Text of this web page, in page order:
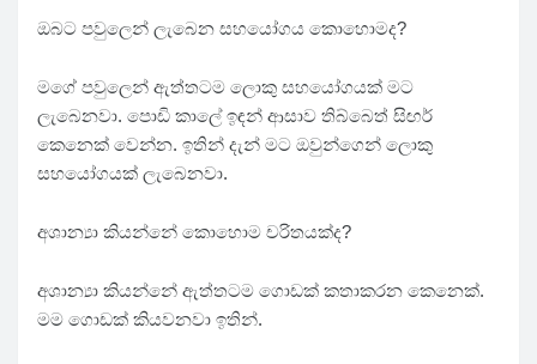
ඔබට පවුලෙන් ලැබෙන සහයෝගය කොහොමද?
මගේ පවුලෙන් ඇත්තටම ලොකු සහයෝගයක් මට
ලැබෙනවා. පොඩි කාලේ ඉඳන් ආසාව තිබ්බෙත් සිඟර්
කෙනෙක් වෙන්න. ඉතින් දැන් මට ඔවුන්ගෙන් ලොකු
සහයෝගයක් ලැබෙනවා.
අශාන්‍යා කියන්නේ කොහොම චරිතයක්ද?
අශාන්‍යා කියන්නේ ඇත්තටම ගොඩක් කතාකරන කෙනෙක්.
මම ගොඩක් කියවනවා ඉතින්.